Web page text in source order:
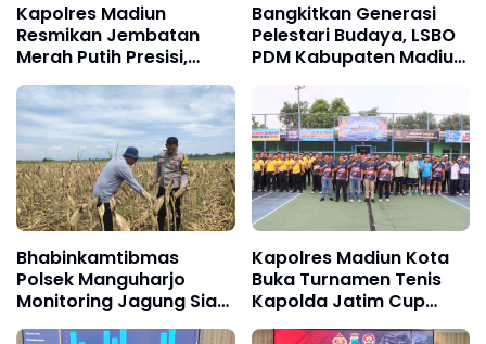
Kapolres Madiun
Resmikan Jembatan
Merah Putih Presisi,
Akses Warga Antar
Desa Kini Lebih Aman
dan Lancar
Bangkitkan Generasi
Pelestari Budaya, LSBO
PDM Kabupaten Madiun
dan BAZNAS Gelar
Pelatihan Pranotocoro
Bhabinkamtibmas
Polsek Manguharjo
Monitoring Jagung Siap
Panen di Madiun,
Kapolres Madiun Kota
Buka Turnamen Tenis
Kapolda Jatim Cup
2026